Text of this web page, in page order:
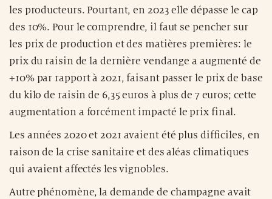
les producteurs. Pourtant, en 2023 elle dépasse le cap
des 10%. Pour le comprendre, il faut se pencher sur
les prix de production et des matières premières: le
prix du raisin de la dernière vendange a augmenté de
+10% par rapport à 2021, faisant passer le prix de base
du kilo de raisin de 6,35 euros à plus de 7 euros; cette
augmentation a forcément impacté le prix final.
Les années 2020 et 2021 avaient été plus difficiles, en
raison de la crise sanitaire et des aléas climatiques
qui avaient affectés les vignobles.
Autre phénomène, la demande de champagne avait